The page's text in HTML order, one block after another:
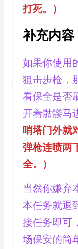
打死。）
补充内容
如果你使用
狙击步枪，
看保全是否
开着骷髅马
哨塔门外就
弹枪连喷两
全。）
当然你嫌弃
本任务就退
接任务即可
场保安的简